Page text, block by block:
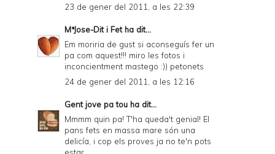
23 de gener del 2011, a les 22:39
MªJose-Dit i Fetha dit...
Em moriria de gust si aconseguís fer un
pa com aquest!!! miro les fotos i
inconcientment mastego :)) petonets
24 de gener del 2011, a les 12:16
Gent jove pa tou ha dit...
Mmmm quin pa! T'ha queda't genial! El
pans fets en massa mare són una
delicía, i cop els proves ja no te'n pots